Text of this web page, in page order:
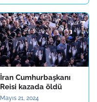
İran Cumhurbaşkanı
Reisi kazada öldü
Mayıs 21, 2024